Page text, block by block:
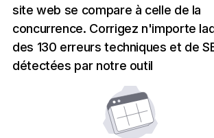
site web se compare à celle de la
concurrence. Corrigez n'importe
des 130 erreurs techniques et de
détectées par notre outil